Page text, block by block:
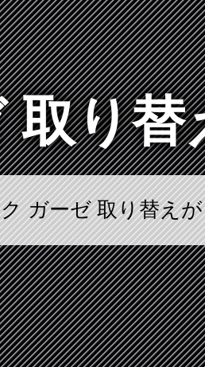
り
ガーゼ 取り替え